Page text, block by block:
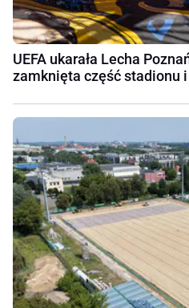
UEFA ukarała Lecha
zamknięta część stadionu